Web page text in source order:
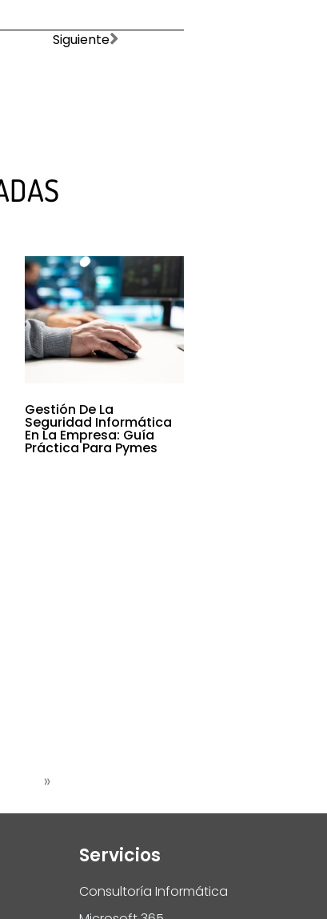
Siguiente
Gestión De La
Seguridad Informática
En La Empresa: Guía
Práctica Para Pymes
»
Servicios
Consultoría Informática